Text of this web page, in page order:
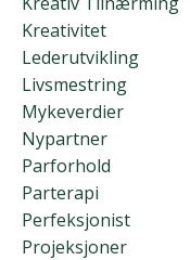
Kreativitet
Lederutvikling
Livsmestring
Mykeverdier
Nypartner
Parforhold
Parterapi
Perfeksjonist
Projeksjoner